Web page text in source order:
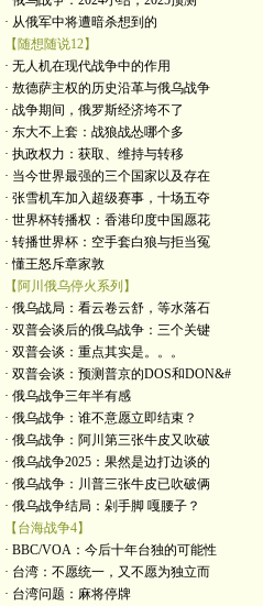
· 从俄军中将遭暗杀想到的
【随想随说12】
· 无人机在现代战争中的作用
· 敖德萨主权的历史沿革与俄乌战争
· 战争期间，俄罗斯经济垮不了
· 东大不上套：战狼战怂哪个多
· 执政权力：获取、维持与转移
· 当今世界最强的三个国家以及存在
· 张雪机车加入超级赛事，十场五夺
· 世界杯转播权：香港印度中国愿花
· 转播世界杯：空手套白狼与拒当冤
· 懂王怒斥章家敦
【阿川俄乌停火系列】
· 俄乌战局：看云卷云舒，等水落石
· 双普会谈后的俄乌战争：三个关键
· 双普会谈：重点其实是。。。
· 双普会谈：预测普京的DOS和DON&#
· 俄乌战争三年半有感
· 俄乌战争：谁不意愿立即结束？
· 俄乌战争：阿川第三张牛皮又吹破
· 俄乌战争2025：果然是边打边谈的
· 俄乌战争：川普三张牛皮已吹破俩
· 俄乌战争结局：剁手脚 嘎腰子？
【台海战争4】
· BBC/VOA：今后十年台独的可能性
· 台湾：不愿统一，又不愿为独立而
· 台湾问题：麻将停牌